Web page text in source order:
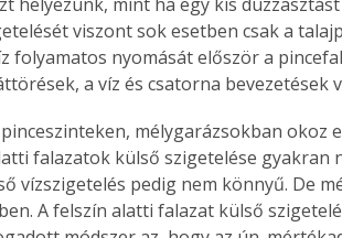
viszont sok esetben csak a
folyamatos nyomását először a
a víz és csatorna bevezetések
mélygarázsokban okoz
falazatok külső szigetelése gyakran
vízszigetelés pedig nem könnyű. De
A felszín alatti falazat külső